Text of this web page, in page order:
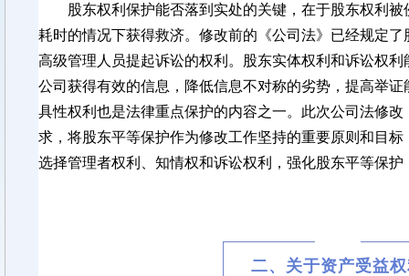
股东权利保护能否落到实处的关键，在于股东权利
耗时的情况下获得救济。修改前的《公司法》已经规定
高级管理人员提起诉讼的权利。股东实体权利和诉讼权
公司获得有效的信息，降低信息不对称的劣势，提高举
具性权利也是法律重点保护的内容之一。此次公司法修
求，将股东平等保护作为修改工作坚持的重要原则和目
选择管理者权利、知情权和诉讼权利，强化股东平等保
二、关于资产受益